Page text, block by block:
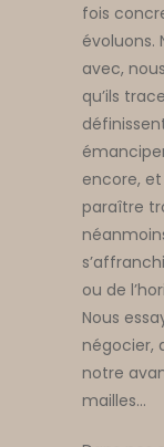
fois
évoluons.
avec,
qu’ils
encore,
paraître
ou de
Nous
négocier,
notre
mailles…